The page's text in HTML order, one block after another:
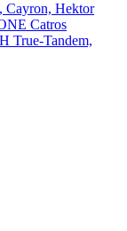
Hektor
Catros
True-Tandem,